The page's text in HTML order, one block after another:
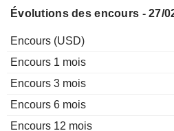
Évolutions des encours - 27/
Encours (USD)
Encours 1 mois
Encours 3 mois
Encours 6 mois
Encours 12 mois